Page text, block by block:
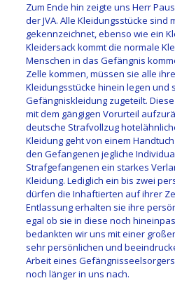
Zum Ende hin zeigte uns Herr
der JVA. Alle Kleidungsstücke sind
gekennzeichnet, ebenso wie ein
Kleidersack kommt die normale
Menschen in das Gefängnis
Zelle kommen, müssen sie alle
Kleidungsstücke hinein legen und
Gefängniskleidung zugeteilt.
mit dem gängigen Vorurteil
deutsche Strafvollzug
Kleidung geht von einem
den Gefangenen jegliche
Strafgefangenen ein starkes
Kleidung. Lediglich ein bis zwei
dürfen die Inhaftierten auf ihrer
Entlassung erhalten sie ihre
egal ob sie in diese noch
bedankten wir uns mit einer
sehr persönlichen und
Arbeit eines
noch länger in uns nach.